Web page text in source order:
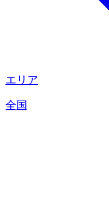
エリア
全国